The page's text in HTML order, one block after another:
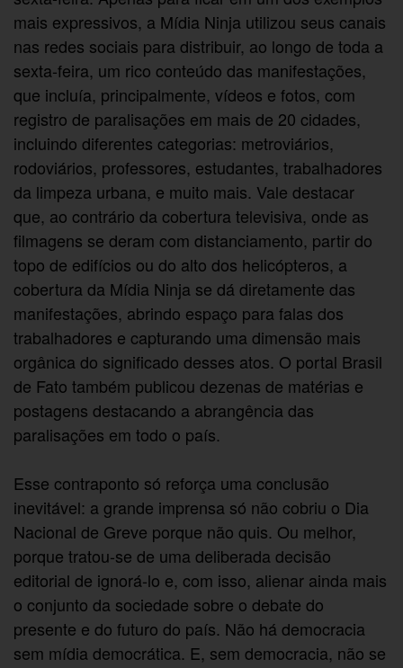
mais expressivos, a Mídia Ninja utilizou seus canais
nas redes sociais para distribuir, ao longo de toda a
sexta-feira, um rico conteúdo das manifestações,
que incluía, principalmente, vídeos e fotos, com
registro de paralisações em mais de 20 cidades,
incluindo diferentes categorias: metroviários,
rodoviários, professores, estudantes, trabalhadores
da limpeza urbana, e muito mais. Vale destacar
que, ao contrário da cobertura televisiva, onde as
filmagens se deram com distanciamento, partir do
topo de edifícios ou do alto dos helicópteros, a
cobertura da Mídia Ninja se dá diretamente das
manifestações, abrindo espaço para falas dos
trabalhadores e capturando uma dimensão mais
orgânica do significado desses atos. O portal Brasil
de Fato também publicou dezenas de matérias e
postagens destacando a abrangência das
paralisações em todo o país.
Esse contraponto só reforça uma conclusão
inevitável: a grande imprensa só não cobriu o Dia
Nacional de Greve porque não quis. Ou melhor,
porque tratou-se de uma deliberada decisão
editorial de ignorá-lo e, com isso, alienar ainda mais
o conjunto da sociedade sobre o debate do
presente e do futuro do país. Não há democracia
sem mídia democrática. E, sem democracia, não se